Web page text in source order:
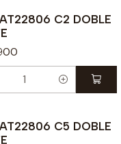
C2 DOBLE
C5 DOBLE